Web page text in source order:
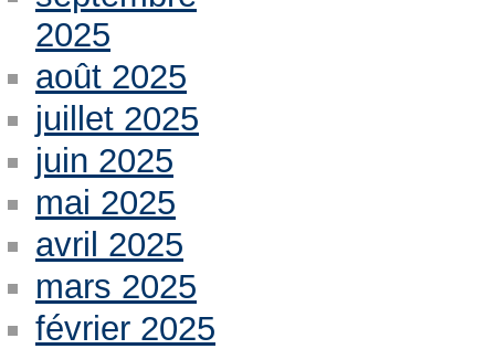
2025
août 2025
juillet 2025
juin 2025
mai 2025
avril 2025
mars 2025
février 2025